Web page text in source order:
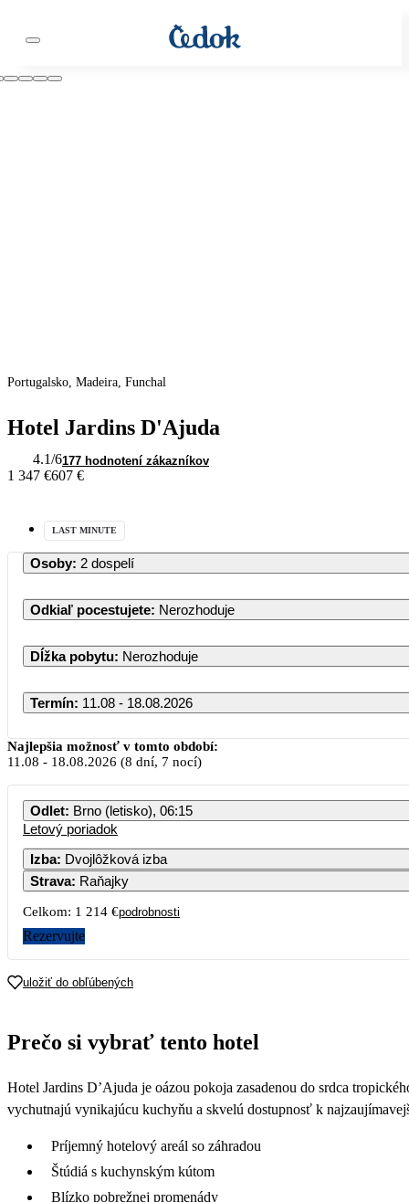
Portugalsko, Madeira, Funchal
Hotel Jardins D'Ajuda
4.1/6177 hodnotení zákazníkov
1 347 €607 €
LAST MINUTE
Osoby: 2 dospelí
Odkiaľ pocestujete: Nerozhoduje
Dĺžka pobytu: Nerozhoduje
Termín: 11.08 - 18.08.2026
Najlepšia možnosť v tomto období:
11.08 - 18.08.2026 (8 dní, 7 nocí)
Odlet: Brno (letisko), 06:15
Letový poriadok
Izba: Dvojlôžková izba
Strava: Raňajky
Celkom: 1 214 €podrobnosti
Rezervujte
uložiť do obľúbených
Prečo si vybrať tento hotel
Hotel Jardins D’Ajuda je oázou pokoja zasadenou do srdca
vychutnajú vynikajúcu kuchyňu a skvelú dostupnosť k
Príjemný hotelový areál so záhradou
Štúdiá s kuchynským kútom
Blízko pobrežnej promenády